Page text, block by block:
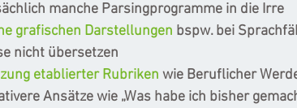
manche Parsingprogramme in die Irre
grafischen Darstellungen bspw. bei
nicht übersetzen
etablierter Rubriken wie Beruflicher
Ansätze wie „Was habe ich bisher